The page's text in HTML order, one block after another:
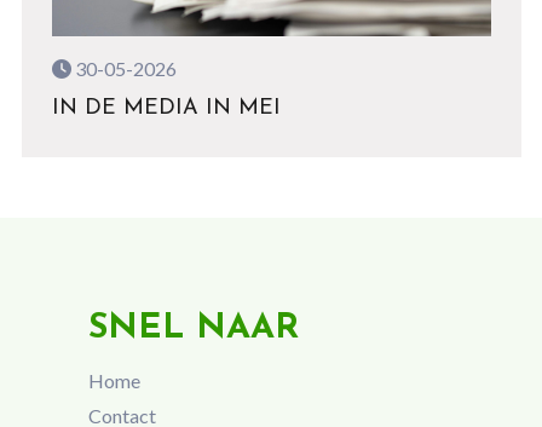
30-05-2026
IN DE MEDIA IN MEI
SNEL NAAR
Home
Contact